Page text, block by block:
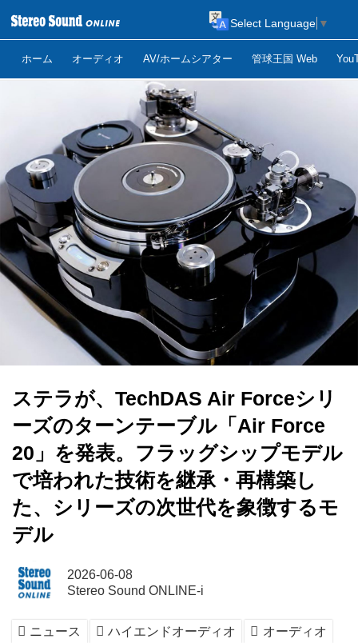
ホーム オーディオ AV/ホームシアター 管球王国 Web
Select Language ▼
ステラが、TechDAS Air Forceシリ
ーズのターンテーブル「Air Force
20」を発表。フラッグシップモデル
で培われた技術を継承・再構築し
た、シリーズの次世代を象徴するモ
デル
2026-06-08
Stereo Sound ONLINE-i
ニュース ハイエンドオーディオ
オーディオ